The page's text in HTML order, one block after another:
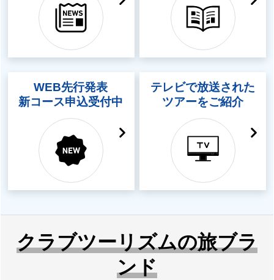
WEB先行発表
新コース申込受付中
テレビで放送された
ツアーをご紹介
クラブツーリズムの旅ブラ
ンド